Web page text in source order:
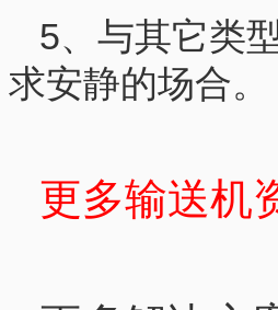
5、与其它类
求安静的场合。
更多输送机